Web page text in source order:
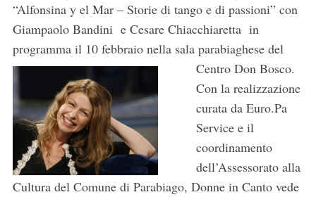
“Alfonsina y el Mar – Storie di tango e di passioni” con
Giampaolo Bandini e Cesare Chiacchiaretta in
programma il 10 febbraio nella sala parabiaghese del
Centro Don Bosco.
Con la realizzazione
curata da Euro.Pa
Service e il
coordinamento
dell’Assessorato alla
Cultura del Comune di Parabiago, Donne in Canto vede